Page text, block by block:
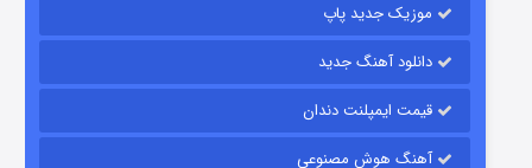
موزیک جدید پاپ
دانلود آهنگ جدید
قیمت ایمپلنت دندان
آهنگ هوش مصنوعی